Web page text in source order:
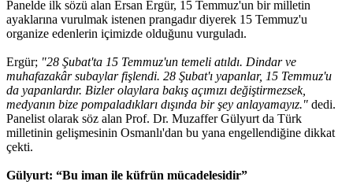
Panelde ilk sözü alan Ersan Ergür, 15 Temmuz'un bir milletin
ayaklarına vurulmak istenen prangadır diyerek 15 Temmuz'u
organize edenlerin içimizde olduğunu vurguladı.
Ergür; "28 Şubat'ta 15 Temmuz'un temeli atıldı. Dindar ve
muhafazakâr subaylar fişlendi. 28 Şubat'ı yapanlar, 15 Temmuz'u
da yapanlardır. Bizler olaylara bakış açımızı değiştirmezsek,
medyanın bize pompaladıkları dışında bir şey anlayamayız." dedi.
Panelist olarak söz alan Prof. Dr. Muzaffer Gülyurt da Türk
milletinin gelişmesinin Osmanlı'dan bu yana engellendiğine dikkat
çekti.
Gülyurt: “Bu iman ile küfrün mücadelesidir”